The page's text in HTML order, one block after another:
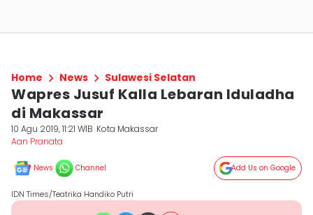
Home News Sulawesi Selatan
Wapres Jusuf Kalla Lebaran Iduladha
di Makassar
10 Agu 2019, 11:21 WIB Kota Makassar
Aan Pranata
News Channel Add Us on Google
IDN Times/Teatrika Handiko Putri